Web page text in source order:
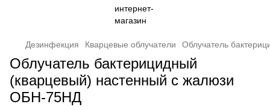
Дезинфекция Кварцевые облучатели Облучатель
Облучатель бактерицидный
(кварцевый) настенный с жалюзи
ОБН-75НД